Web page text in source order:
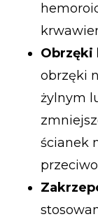
Obrzęki
obrzęki
żylnym
ścianek